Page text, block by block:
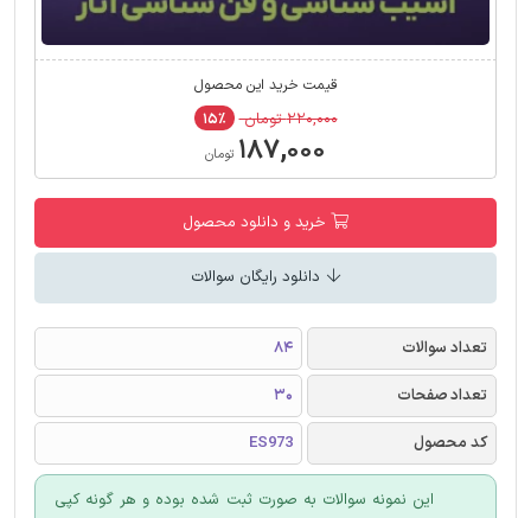
قیمت خرید این محصول
۲۲۰,۰۰۰ تومان ۱۵٪
۱۸۷,۰۰۰ تومان
خرید و دانلود محصول
دانلود رایگان سوالات
تعداد سوالات
84
تعداد صفحات
30
کد محصول
ES973
این نمونه سوالات به صورت ثبت شده بوده و هر گونه کپی